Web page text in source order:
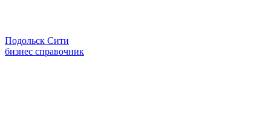
Подольск Сити
бизнес справочник